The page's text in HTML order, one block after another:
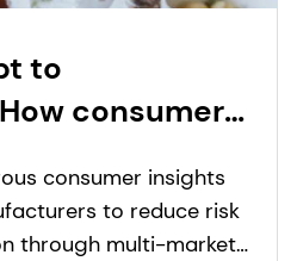
to
consumer
into
consumer insights
to reduce risk
through multi-market